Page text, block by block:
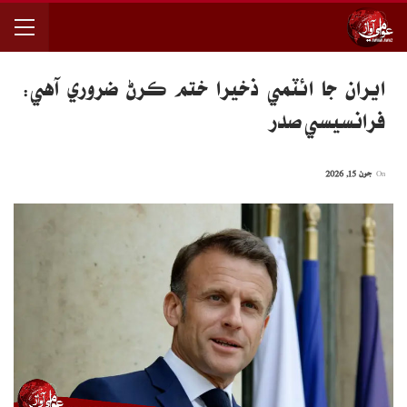
ايران جا ائٽمي ذخيرا ختم ڪرڻ ضروري آهي:
فرانسيسي صدر